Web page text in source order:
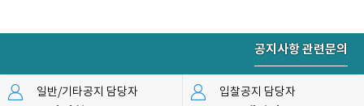
공지사항 관련문의
일반/기타공지 담당자 입찰공지 담당자